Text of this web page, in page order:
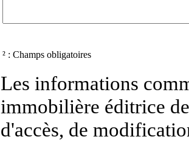
² : Champs obligatoires
Les informations
immobilière éditrice
d'accès, de